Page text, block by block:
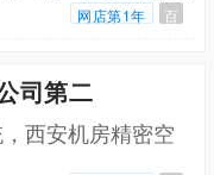
网店第1年 百
司第二
西安机房精密空